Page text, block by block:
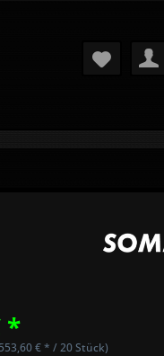
*
€ * / 20 Stück)